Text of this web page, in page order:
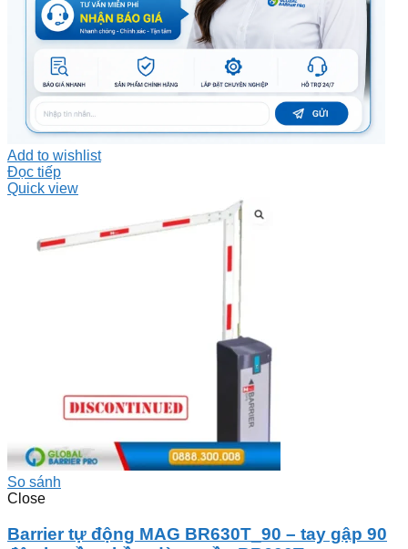
Add to wishlist
Đọc tiếp
Quick view
So sánh
Close
Barrier tự động MAG BR630T_90 – tay gập 90